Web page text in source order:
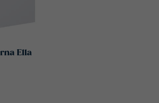
Ella